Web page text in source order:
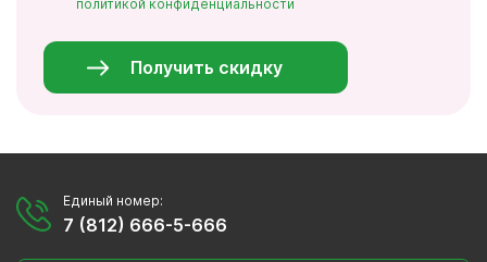
политикой конфиденциальности
Получить скидку
Единый номер:
7 (812) 666-5-666